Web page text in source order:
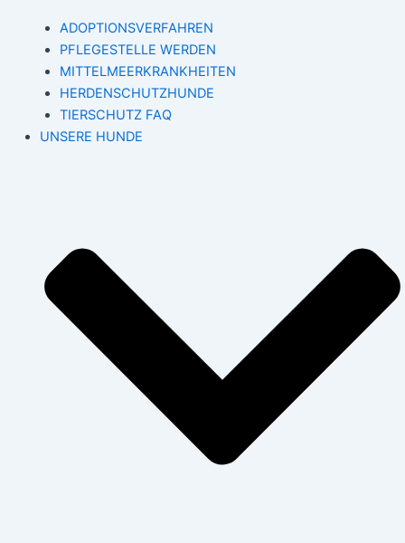
ADOPTIONSVERFAHREN
PFLEGESTELLE WERDEN
MITTELMEERKRANKHEITEN
HERDENSCHUTZHUNDE
TIERSCHUTZ FAQ
UNSERE HUNDE